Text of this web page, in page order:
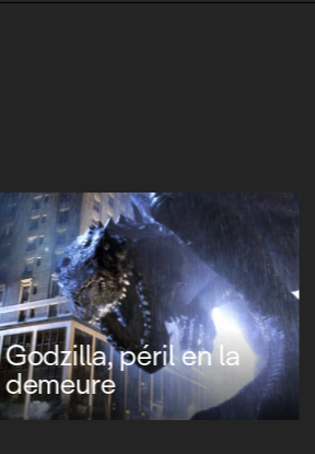
Godzilla, péril en la
demeure